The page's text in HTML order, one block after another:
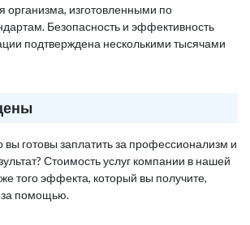
организма, изготовленными по
Безопасность и эффективность
подтверждена несколькими тысячами
вы готовы заплатить за профессионализм и
Стоимость услуг компании в нашей
того эффекта, который вы получите,
помощью.